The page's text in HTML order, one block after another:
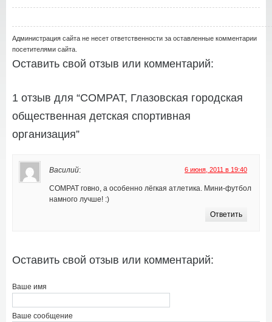
Администрация сайта не несет ответственности за оставленные комментарии
посетителями сайта.
Оставить свой отзыв или комментарий:
1 отзыв для “СОМРАТ, Глазовская городская
общественная детская спортивная
организация”
Василий: 6 июня, 2011 в 19:40
СОМРАТ говно, а особенно лёгкая атлетика. Мини-футбол
намного лучше! :)
Ответить
Оставить свой отзыв или комментарий:
Ваше имя
Ваше сообщение